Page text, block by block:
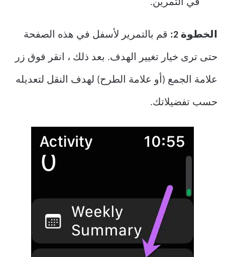
في التمرين.
الخطوة 2: قم بالتمرير لأسفل في هذه الصفحة
حتى ترى خيار تغيير الهدف. بعد ذلك ، انقر فوق زر
علامة الجمع (أو علامة الطرح) لهدف النقل لتعديله
حسب تفضيلاتك.